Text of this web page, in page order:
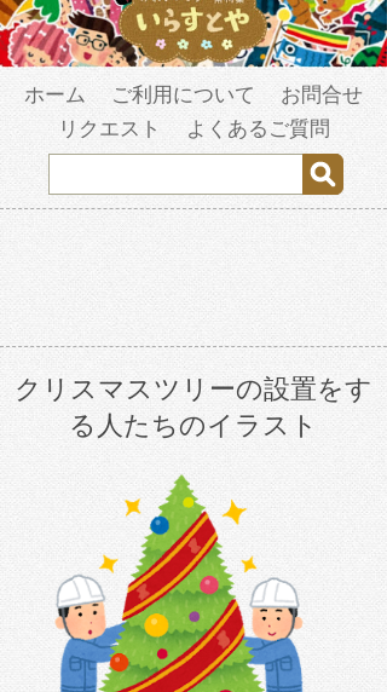
ホーム ご利用について
お問合せ
リクエスト
よくあるご質問
クリスマスツリーの設置をす
る人たちのイラスト